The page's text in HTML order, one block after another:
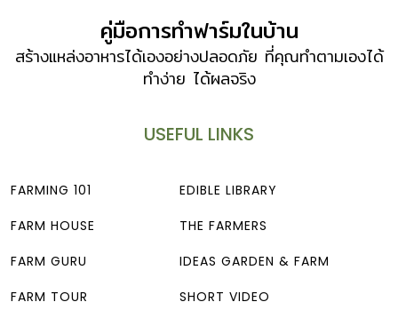
คู่มือการทำฟาร์มในบ้าน
สร้างแหล่งอาหารได้เองอย่างปลอดภัย ที่คุณทำตามเองได้
ทำง่าย ได้ผลจริง
USEFUL LINKS
FARMING 101
FARM HOUSE
FARM GURU
FARM TOUR
EDIBLE LIBRARY
THE FARMERS
IDEAS GARDEN & FARM
SHORT VIDEO